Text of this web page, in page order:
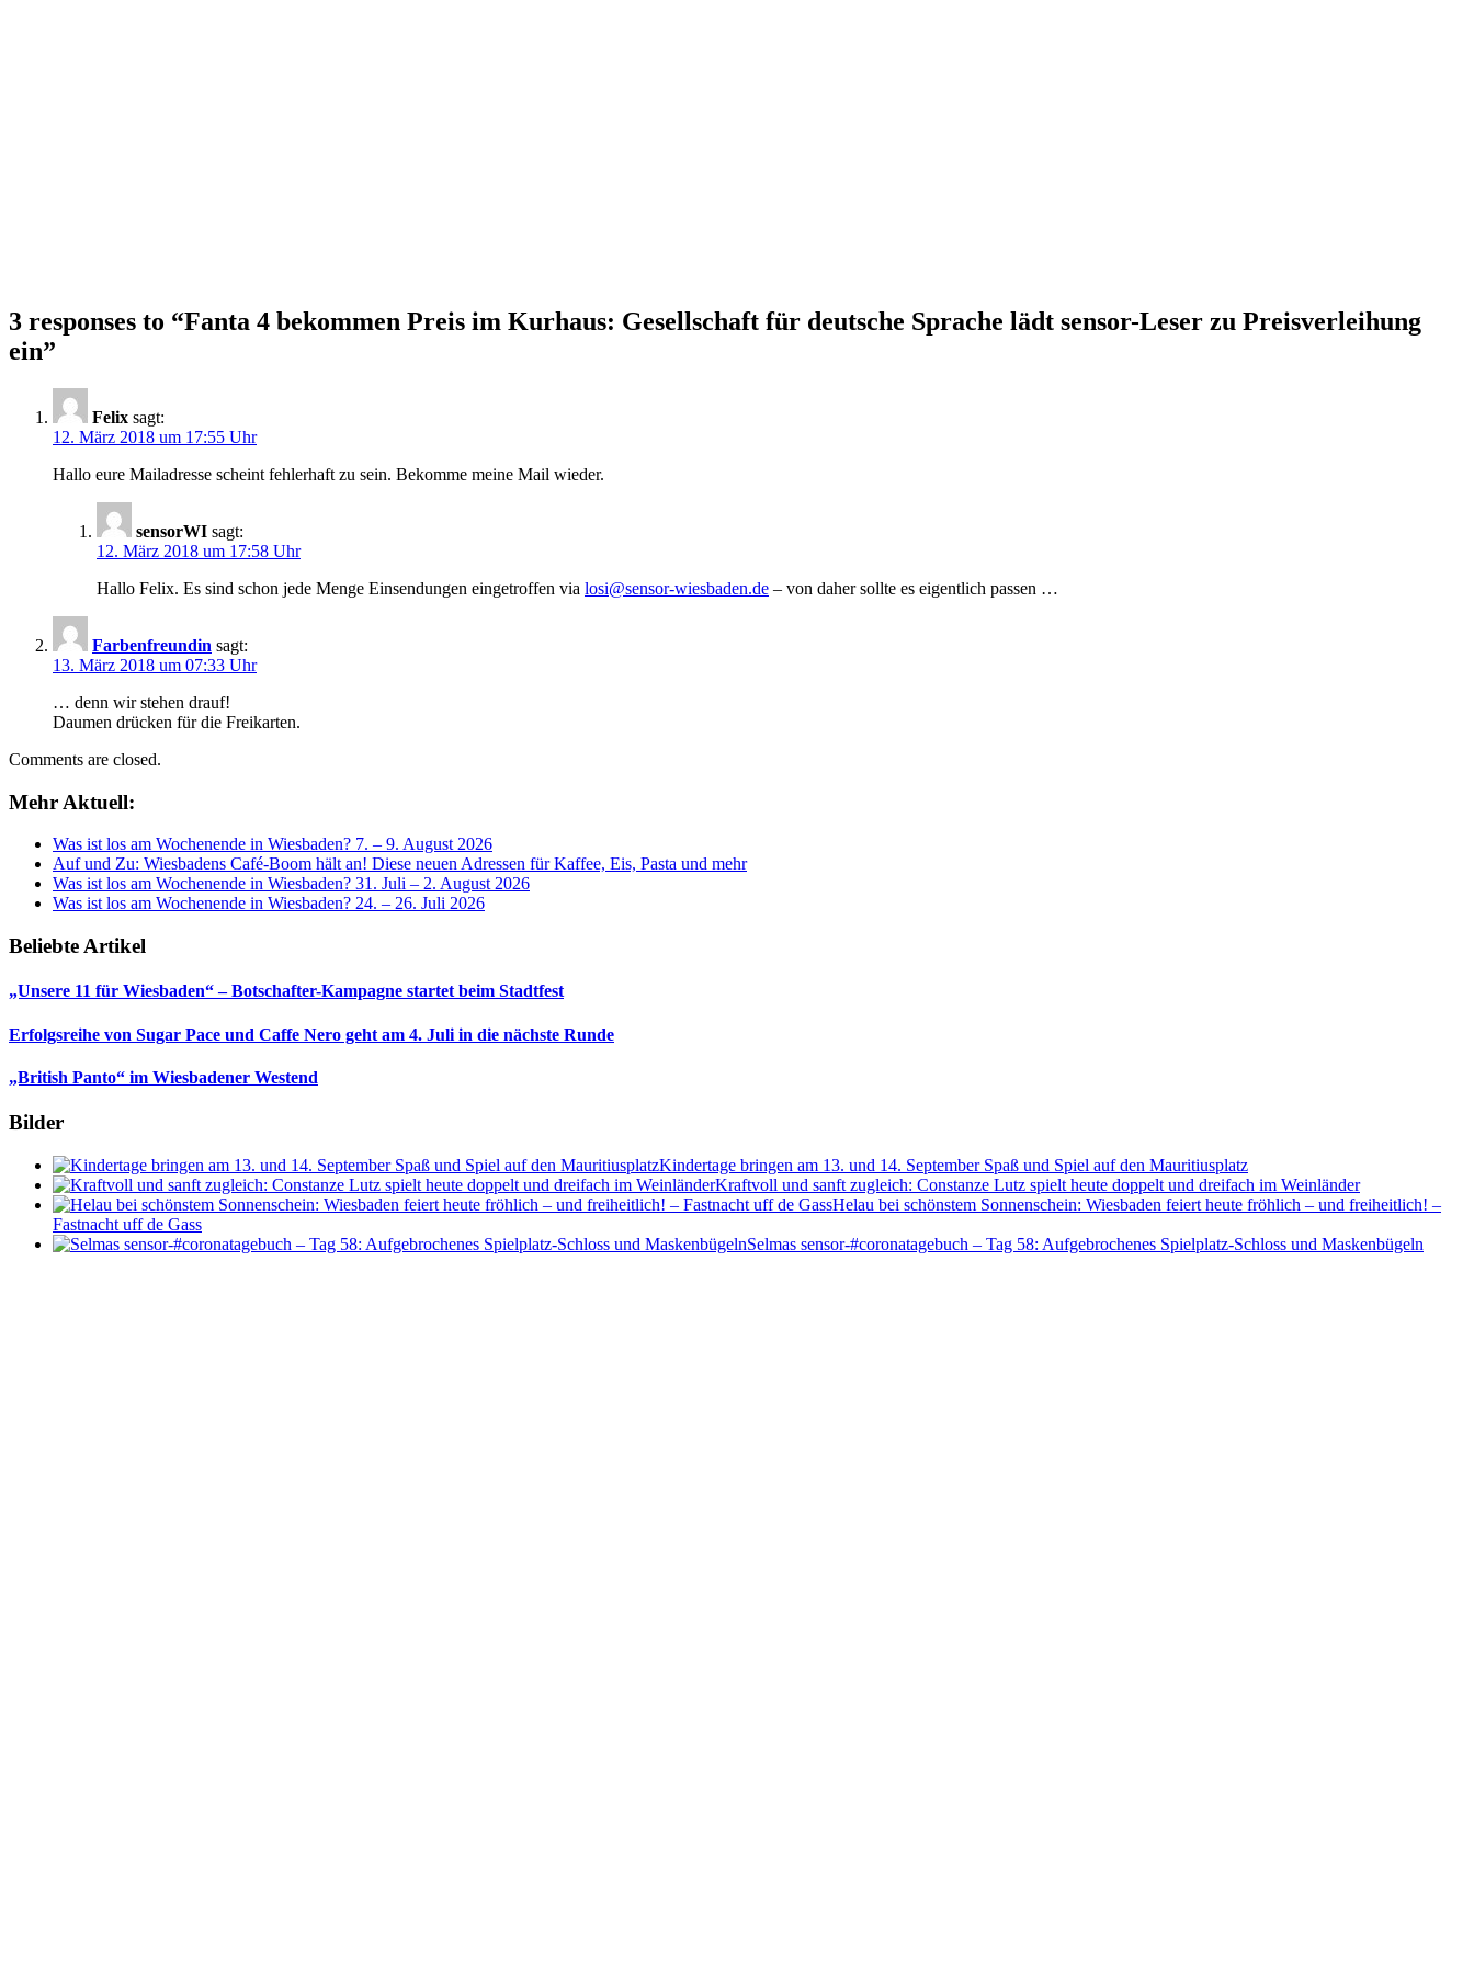
3 responses to “Fanta 4 bekommen Preis im Kurhaus: Gesellschaft für deutsche Sprache lädt sensor-Leser zu Preisverleihung
ein”
Felix sagt:
12. März 2018 um 17:55 Uhr
Hallo eure Mailadresse scheint fehlerhaft zu sein. Bekomme meine Mail wieder.
sensorWI sagt:
12. März 2018 um 17:58 Uhr
Hallo Felix. Es sind schon jede Menge Einsendungen eingetroffen via losi@sensor-wiesbaden.de – von daher sollte es eigentlich passen …
Farbenfreundin sagt:
13. März 2018 um 07:33 Uhr
… denn wir stehen drauf!
Daumen drücken für die Freikarten.
Comments are closed.
Mehr Aktuell:
Was ist los am Wochenende in Wiesbaden? 7. – 9. August 2026
Auf und Zu: Wiesbadens Café-Boom hält an! Diese neuen Adressen für Kaffee, Eis, Pasta und mehr
Was ist los am Wochenende in Wiesbaden? 31. Juli – 2. August 2026
Was ist los am Wochenende in Wiesbaden? 24. – 26. Juli 2026
Beliebte Artikel
„Unsere 11 für Wiesbaden“ – Botschafter-Kampagne startet beim Stadtfest
Erfolgsreihe von Sugar Pace und Caffe Nero geht am 4. Juli in die nächste Runde
„British Panto“ im Wiesbadener Westend
Bilder
Kindertage bringen am 13. und 14. September Spaß und Spiel auf den Mauritiusplatz
Kraftvoll und sanft zugleich: Constanze Lutz spielt heute doppelt und dreifach im Weinländer
Helau bei schönstem Sonnenschein: Wiesbaden feiert heute fröhlich – und freiheitlich! –
Fastnacht uff de Gass
Selmas sensor-#coronatagebuch – Tag 58: Aufgebrochenes Spielplatz-Schloss und Maskenbügeln